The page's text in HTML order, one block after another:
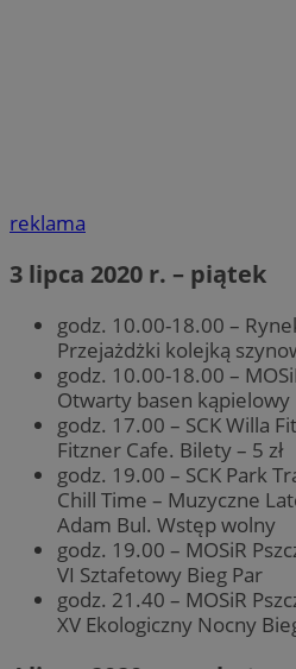
reklama
3 lipca 2020 r. – piątek
godz. 10.00-18.00 –
Przejażdżki kolejką
godz. 10.00-18.00 –
Otwarty basen kąpielowy
godz. 17.00 – SCK Willa
Fitzner Cafe. Bilety – 5 zł
godz. 19.00 – SCK Park
Chill Time – Muzyczne
Adam Bul. Wstęp wolny
godz. 19.00 – MOSiR
VI Sztafetowy Bieg Par
godz. 21.40 – MOSiR
XV Ekologiczny Nocny